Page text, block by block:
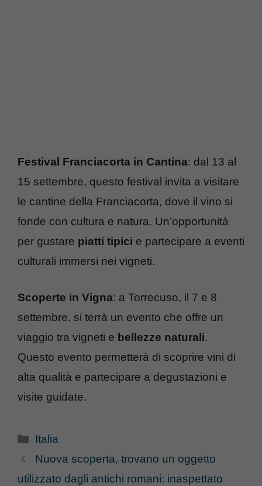
Festival Franciacorta in Cantina: dal 13 al
15 settembre, questo festival invita a visitare
le cantine della Franciacorta, dove il vino si
fonde con cultura e natura. Un’opportunità
per gustare piatti tipici e partecipare a eventi
culturali immersi nei vigneti.
Scoperte in Vigna: a Torrecuso, il 7 e 8
settembre, si terrà un evento che offre un
viaggio tra vigneti e bellezze naturali.
Questo evento permetterà di scoprire vini di
alta qualità e partecipare a degustazioni e
visite guidate.
Categorie
Italia
Nuova scoperta, trovano un oggetto
utilizzato dagli antichi romani: inaspettato